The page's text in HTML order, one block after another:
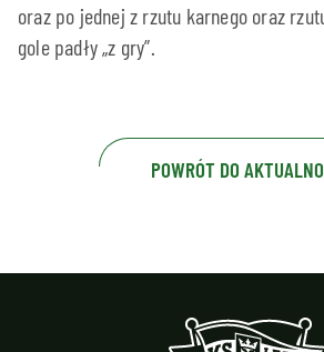
oraz po jednej z rzutu karnego oraz
gole padły „z gry”.
POWRÓT DO